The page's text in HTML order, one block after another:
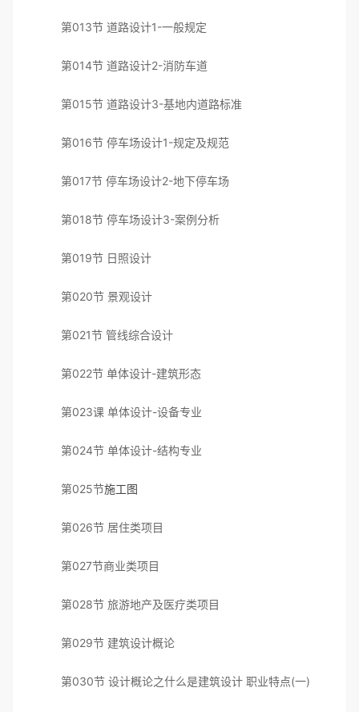
第013节 道路设计1-一般规定
第014节 道路设计2-消防车道
第015节 道路设计3-基地内道路标准
第016节 停车场设计1-规定及规范
第017节 停车场设计2-地下停车场
第018节 停车场设计3-案例分析
第019节 日照设计
第020节 景观设计
第021节 管线综合设计
第022节 单体设计-建筑形态
第023课 单体设计-设备专业
第024节 单体设计-结构专业
第025节施工图
第026节 居住类项目
第027节商业类项目
第028节 旅游地产及医疗类项目
第029节 建筑设计概论
第030节 设计概论之什么是建筑设计 职业特点(一)